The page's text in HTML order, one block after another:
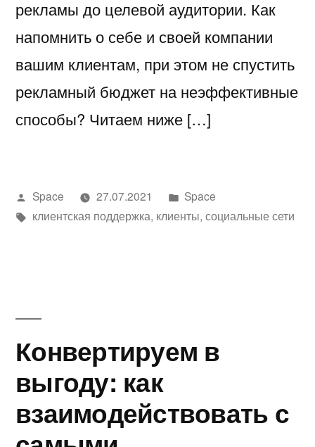
рекламы до целевой аудитории. Как
напомнить о себе и своей компании
вашим клиентам, при этом не спустить
рекламный бюджет на неэффективные
способы? Читаем ниже […]
Написано
автором
Space 27.07.2021
Написано
в
Space
Метки:
клиентская поддержка, клиенты, социальные сети
Конвертируем в
выгоду: как
взаимодействовать с